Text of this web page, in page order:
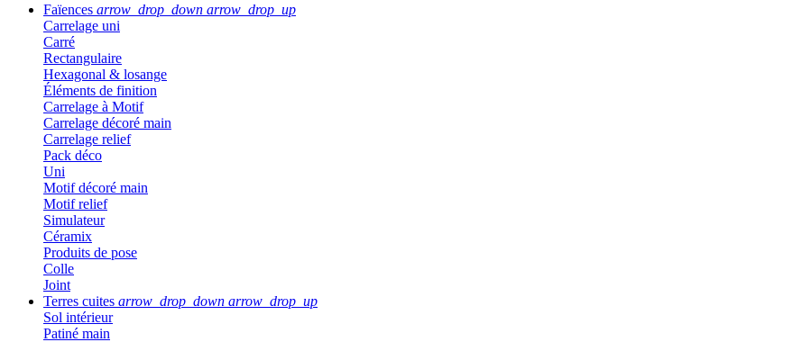
Faïences arrow_drop_down arrow_drop_up
Carrelage uni
Carré
Rectangulaire
Hexagonal & losange
Éléments de finition
Carrelage à Motif
Carrelage décoré main
Carrelage relief
Pack déco
Uni
Motif décoré main
Motif relief
Simulateur
Céramix
Produits de pose
Colle
Joint
Terres cuites arrow_drop_down arrow_drop_up
Sol intérieur
Patiné main